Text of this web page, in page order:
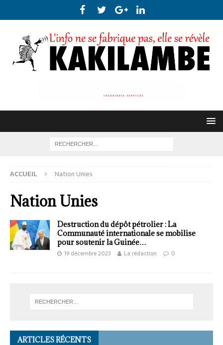
ACCUEIL Nation Unies
Nation Unies
Destruction du dépôt pétrolier : La
Communauté internationale se mobilise
pour soutenir la Guinée…
19 décembre 2023 La rédaction 0
ARTICLES RÉCENTS